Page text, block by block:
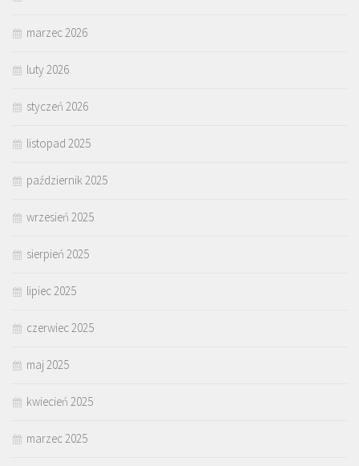
marzec 2026
luty 2026
styczeń 2026
listopad 2025
październik 2025
wrzesień 2025
sierpień 2025
lipiec 2025
czerwiec 2025
maj 2025
kwiecień 2025
marzec 2025